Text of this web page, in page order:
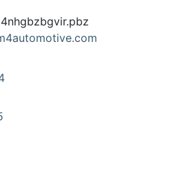
zbp.rivgbzb